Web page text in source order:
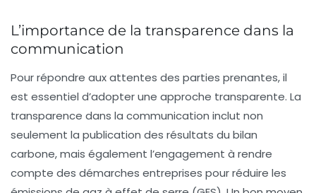
L’importance de la transparence dans la
communication
Pour répondre aux attentes des parties prenantes, il
est essentiel d’adopter une approche transparente. La
transparence dans la communication inclut non
seulement la publication des résultats du bilan
carbone, mais également l’engagement à rendre
compte des démarches entreprises pour réduire les